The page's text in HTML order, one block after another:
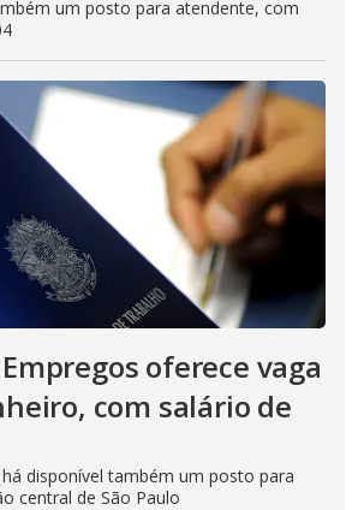
um posto para atendente, com
oferece vaga
com salário de
disponível também um posto para
central de São Paulo